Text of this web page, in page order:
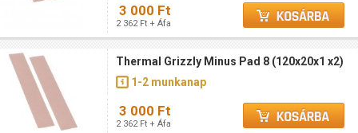
3 000 Ft
2 362 Ft + Áfa
Thermal Grizzly Minus Pad 8 (120x20x1 x2)
1-2 munkanap
3 000 Ft
2 362 Ft + Áfa